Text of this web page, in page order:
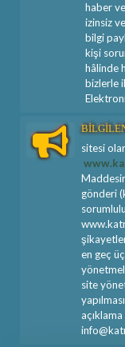
haber
izinsiz
bilgi
kişi
hâlinde
bizlerle
sitesi
gönderi
en geç
site